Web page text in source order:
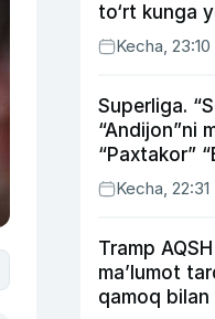
to‘rt kunga
Kecha, 23:10
Superliga.
“Andijon”ni
“Paxtakor”
bahsda
chiqardi
Kecha, 22:31
Tramp
ma’lumot
qamoq